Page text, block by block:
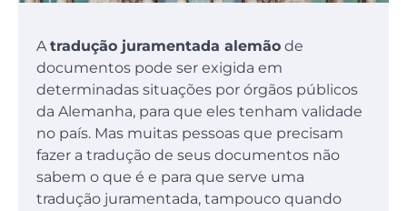
Atradução juramentada alemão de
documentos pode ser exigida em
determinadas situações por órgãos públicos
da Alemanha, para que eles tenham validade
no país. Mas muitas pessoas que precisam
fazer a tradução de seus documentos não
sabem o que é e para que serve uma
tradução juramentada, tampouco quando